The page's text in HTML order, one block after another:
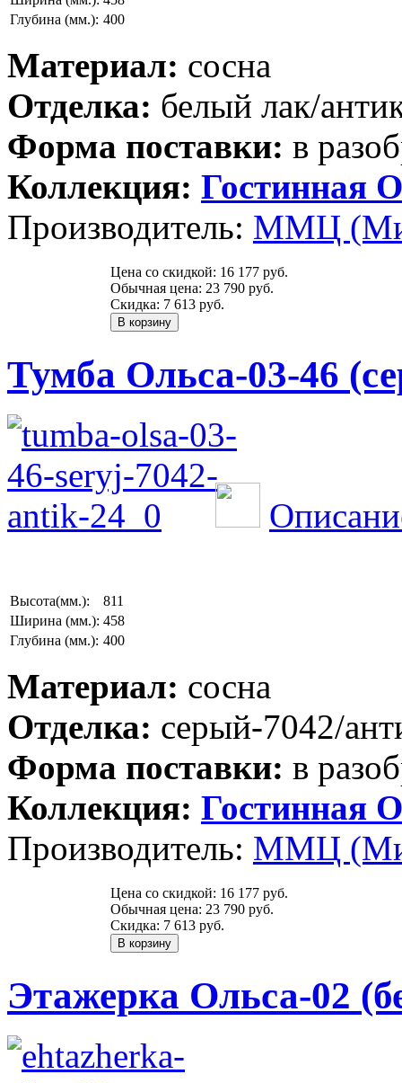
Глубина (мм.): 400
Материал: сосна
Отделка: белый лак/
Форма поставки: в
Коллекция: Гостинная
Производитель: ММЦ
Цена со скидкой: 16 177 руб.
Обычная цена: 23 790 руб.
Скидка: 7 613 руб.
Тумба Ольса-03-46
Высота(мм.):
811
Ширина (мм.): 458
Глубина (мм.): 400
Материал: сосна
Отделка: серый-7042/
Форма поставки: в
Коллекция: Гостинная
Производитель: ММЦ
Цена со скидкой: 16 177 руб.
Обычная цена: 23 790 руб.
Скидка: 7 613 руб.
Этажерка Ольса-02